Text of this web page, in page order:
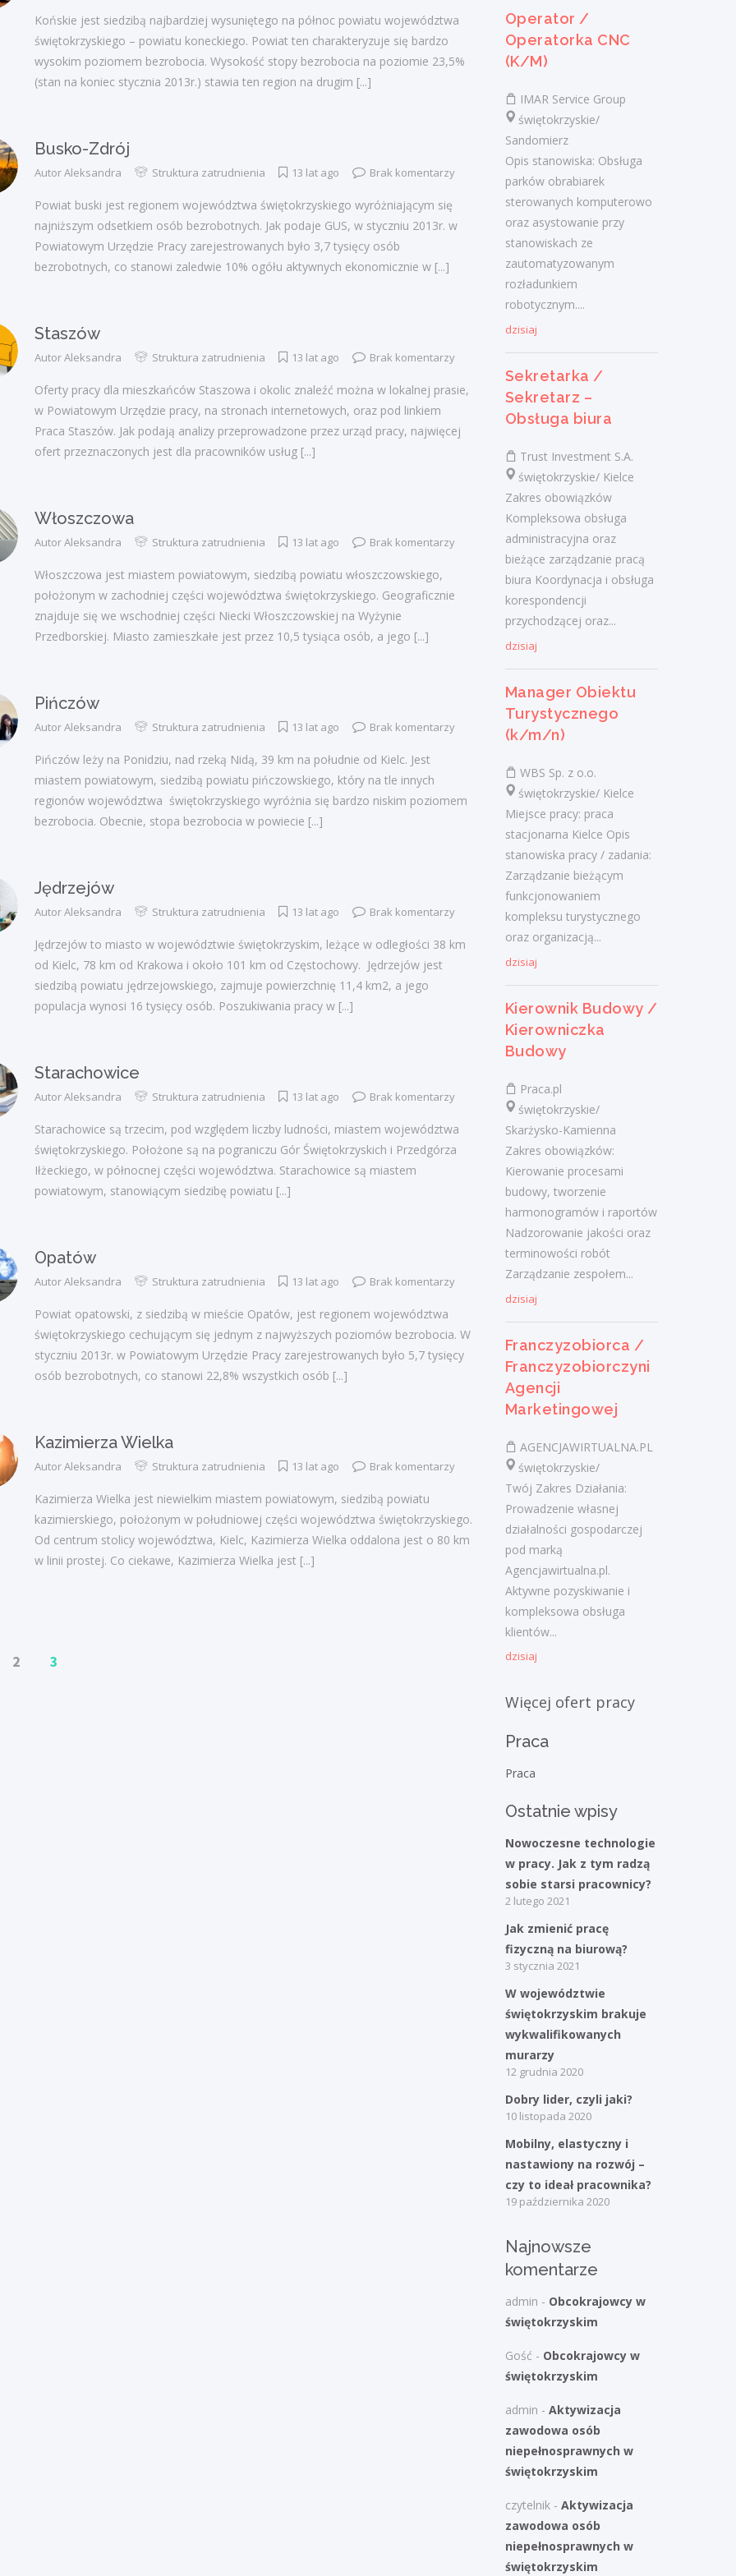
Trust Investment S.A.
świętokrzyskie/ Kielce
Zakres obowiązków Kompleksowa
obsługa administracyjna oraz bieżące
zarządzanie pracą biura Koordynacja i
obsługa korespondencji przychodzącej
dzisiaj
Manager Obiektu
Turystycznego (k/m/n)
świętokrzyskie/ Kielce
Miejsce pracy: praca stacjonarna Kielce
Opis stanowiska pracy / zadania:
Zarządzanie bieżącym funkcjonowaniem
kompleksu turystycznego oraz
organizacją...
Kierownik Budowy /
Kierowniczka Budowy
Praca.pl
świętokrzyskie/ Skarżysko-Kamienna
Zakres obowiązków: Kierowanie
procesami budowy, tworzenie
harmonogramów i raportów
robót Zarządzanie zespołem...
dzisiaj
Franczyzobiorca /
Franczyzobiorczyni Agencji
Marketingowej
AGENCJAWIRTUALNA.PL
świętokrzyskie/
Twój Zakres Działania: Prowadzenie
własnej działalności gospodarczej pod
marką Agencjawirtualna.pl. Aktywne
klientów...
Więcej ofert pracy
Praca
Ostatnie wpisy
Nowoczesne technologie w pracy. Jak
z tym radzą sobie starsi pracownicy?
Jak zmienić pracę fizyczną na biurową?
3 stycznia 2021
W województwie świętokrzyskim
brakuje wykwalifikowanych murarzy
12 grudnia 2020
Dobry lider, czyli jaki?
10 listopada 2020
Mobilny, elastyczny i nastawiony na
rozwój – czy to ideał pracownika?
19 października 2020
Najnowsze komentarze
admin-Obcokrajowcy w
świętokrzyskim
-Obcokrajowcy w
świętokrzyskim
niepełnosprawnych w świętokrzyskim
czytelnik-Aktywizacja zawodowa osób
województwie świętokrzyskim
Kategorie
Bieżące informacje
Struktura zatrudnienia
Końskie jest siedzibą najbardziej wysuniętego na północ powiatu województwa
świętokrzyskiego – powiatu koneckiego. Powiat ten charakteryzuje się bardzo
wysokim poziomem bezrobocia. Wysokość stopy bezrobocia na poziomie 23,5%
(stan na koniec stycznia 2013r.) stawia ten region na drugim [...]
Busko-Zdrój
AutorAleksandra Struktura zatrudnienia 13 lat ago Brak komentarzy
Powiat buski jest regionem województwa świętokrzyskiego wyróżniającym się
najniższym odsetkiem osób bezrobotnych. Jak podaje GUS, w styczniu 2013r. w
Powiatowym Urzędzie Pracy zarejestrowanych było 3,7 tysięcy osób
bezrobotnych, co stanowi zaledwie 10% ogółu aktywnych ekonomicznie w[...]
Staszów
AutorAleksandra Struktura zatrudnienia 13 lat ago Brak komentarzy
Oferty pracy dla mieszkańców Staszowa i okolic znaleźć można w lokalnej prasie,
w Powiatowym Urzędzie pracy, na stronach internetowych, oraz pod linkiem
Praca Staszów. Jak podają analizy przeprowadzone przez urząd pracy, najwięcej
ofert przeznaczonych jest dla pracowników usług[...]
Włoszczowa
AutorAleksandra Struktura zatrudnienia 13 lat ago Brak komentarzy
Włoszczowa jest miastem powiatowym, siedzibą powiatu włoszczowskiego,
położonym w zachodniej części województwa świętokrzyskiego. Geograficznie
znajduje się we wschodniej części Niecki Włoszczowskiej na Wyżynie
Przedborskiej. Miasto zamieszkałe jest przez 10,5 tysiąca osób, a jego [...]
Pińczów
AutorAleksandra Struktura zatrudnienia 13 lat ago Brak komentarzy
Pińczów leży na Ponidziu, nad rzeką Nidą, 39 km na południe od Kielc. Jest
miastem powiatowym, siedzibą powiatu pińczowskiego, który na tle innych
regionów województwa świętokrzyskiego wyróżnia się bardzo niskim poziomem
bezrobocia. Obecnie, stopa bezrobocia w powiecie [...]
Jędrzejów
AutorAleksandra Struktura zatrudnienia 13 lat ago Brak komentarzy
Jędrzejów to miasto w województwie świętokrzyskim, leżące w odległości 38 km
od Kielc, 78 km od Krakowa i około 101 km od Częstochowy. Jędrzejów jest
siedzibą powiatu jędrzejowskiego, zajmuje powierzchnię 11,4 km2, a jego
populacja wynosi 16 tysięcy osób. Poszukiwania pracy w[...]
Starachowice
AutorAleksandra Struktura zatrudnienia 13 lat ago Brak komentarzy
Starachowice są trzecim, pod względem liczby ludności, miastem województwa
świętokrzyskiego. Położone są na pograniczu Gór Świętokrzyskich i Przedgórza
Iłżeckiego, w północnej części województwa. Starachowice są miastem
powiatowym, stanowiącym siedzibę powiatu [...]
Opatów
AutorAleksandra Struktura zatrudnienia 13 lat ago Brak komentarzy
Powiat opatowski, z siedzibą w mieście Opatów, jest regionem województwa
świętokrzyskiego cechującym się jednym z najwyższych poziomów bezrobocia. W
styczniu 2013r. w Powiatowym Urzędzie Pracy zarejestrowanych było 5,7 tysięcy
osób bezrobotnych, co stanowi 22,8% wszystkich osób [...]
Kazimierza Wielka
AutorAleksandra Struktura zatrudnienia 13 lat ago Brak komentarzy
Kazimierza Wielka jest niewielkim miastem powiatowym, siedzibą powiatu
kazimierskiego, położonym w południowej części województwa świętokrzyskiego.
Od centrum stolicy województwa, Kielc, Kazimierza Wielka oddalona jest o 80 km
w linii prostej. Co ciekawe, Kazimierza Wielka jest [...]
2 3
Operator /
Operatorka CNC
(K/M)
IMAR Service Group
świętokrzyskie/
Sandomierz
Opis stanowiska: Obsługa
parków obrabiarek
sterowanych komputerowo
oraz asystowanie przy
stanowiskach ze
zautomatyzowanym
rozładunkiem
robotycznym....
dzisiaj
Sekretarka /
Sekretarz –
Obsługa biura
Trust Investment S.A.
świętokrzyskie/ Kielce
Zakres obowiązków
Kompleksowa obsługa
administracyjna oraz
bieżące zarządzanie pracą
biura Koordynacja i obsługa
korespondencji
przychodzącej oraz...
dzisiaj
Manager Obiektu
Turystycznego
(k/m/n)
WBS Sp. z o.o.
świętokrzyskie/ Kielce
Miejsce pracy: praca
stacjonarna Kielce Opis
stanowiska pracy / zadania:
Zarządzanie bieżącym
funkcjonowaniem
kompleksu turystycznego
oraz organizacją...
dzisiaj
Kierownik Budowy /
Kierowniczka
Budowy
Praca.pl
świętokrzyskie/
Skarżysko-Kamienna
Zakres obowiązków:
Kierowanie procesami
budowy, tworzenie
harmonogramów i raportów
Nadzorowanie jakości oraz
terminowości robót
Zarządzanie zespołem...
dzisiaj
Franczyzobiorca /
Franczyzobiorczyni
Agencji
Marketingowej
AGENCJAWIRTUALNA.PL
świętokrzyskie/
Twój Zakres Działania:
Prowadzenie własnej
działalności gospodarczej
pod marką
Agencjawirtualna.pl.
Aktywne pozyskiwanie i
kompleksowa obsługa
klientów...
dzisiaj
Więcej ofert pracy
Praca
Praca
Ostatnie wpisy
Nowoczesne technologie
w pracy. Jak z tym radzą
sobie starsi pracownicy?
2 lutego 2021
Jak zmienić pracę
fizyczną na biurową?
3 stycznia 2021
W województwie
świętokrzyskim brakuje
wykwalifikowanych
murarzy
12 grudnia 2020
Dobry lider, czyli jaki?
10 listopada 2020
Mobilny, elastyczny i
nastawiony na rozwój –
czy to ideał pracownika?
19 października 2020
Najnowsze
komentarze
admin - Obcokrajowcy w
świętokrzyskim
Gość - Obcokrajowcy w
świętokrzyskim
admin - Aktywizacja
zawodowa osób
niepełnosprawnych w
świętokrzyskim
czytelnik- Aktywizacja
zawodowa osób
niepełnosprawnych w
świętokrzyskim